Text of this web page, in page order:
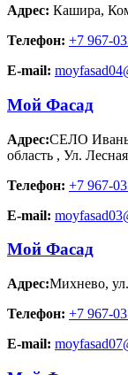
Адрес: Кашира,
Телефон: +7 967-
E-mail:
Мой Фасад
Адрес:СЕЛО
область , Ул.
Телефон: +7 967-
E-mail:
Мой Фасад
Адрес:Михнево,
Телефон: +7 967-
E-mail: